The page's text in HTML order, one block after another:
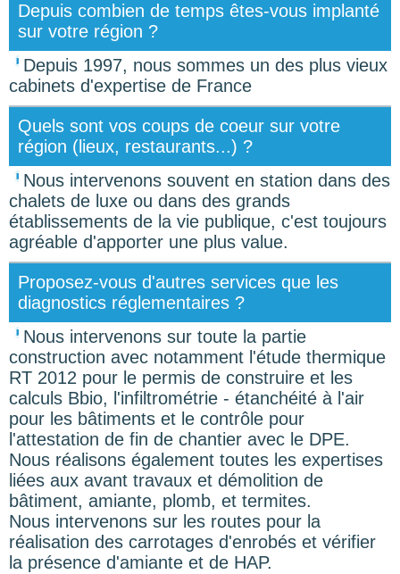
Depuis combien de temps êtes-vous implanté
sur votre région ?
Depuis 1997, nous sommes un des plus vieux
cabinets d'expertise de France
Quels sont vos coups de coeur sur votre
région (lieux, restaurants...) ?
Nous intervenons souvent en station dans des
chalets de luxe ou dans des grands
établissements de la vie publique, c'est toujours
agréable d'apporter une plus value.
Proposez-vous d'autres services que les
diagnostics réglementaires ?
Nous intervenons sur toute la partie
construction avec notamment l'étude thermique
RT 2012 pour le permis de construire et les
calculs Bbio, l'infiltrométrie - étanchéité à l'air
pour les bâtiments et le contrôle pour
l'attestation de fin de chantier avec le DPE.
Nous réalisons également toutes les expertises
liées aux avant travaux et démolition de
bâtiment, amiante, plomb, et termites.
Nous intervenons sur les routes pour la
réalisation des carrotages d'enrobés et vérifier
la présence d'amiante et de HAP.